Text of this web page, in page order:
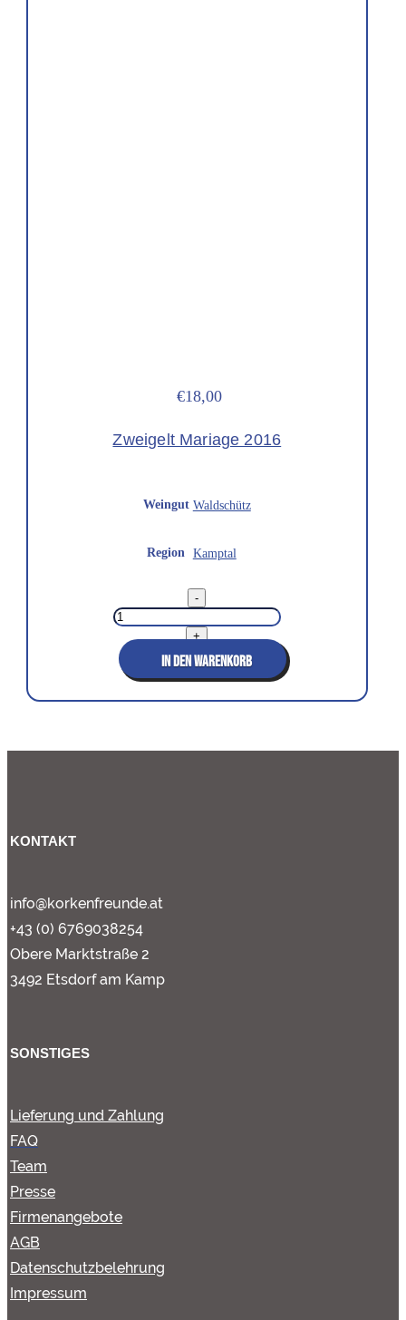
€18,00
Zweigelt Mariage 2016
Weingut Waldschütz
Region Kamptal
Zweigelt
Mariage
Menge
-
+
IN DEN WARENKORB
KONTAKT
info@korkenfreunde.at
+43 (0) 6769038254
Obere Marktstraße 2
3492 Etsdorf am Kamp
SONSTIGES
Lieferung und Zahlung
FAQ
Team
Presse
Firmenangebote
AGB
Datenschutzbelehrung
Impressum